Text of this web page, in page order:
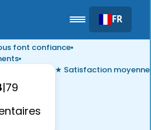
FR
font confiance
|79
★ Satisfaction moyenne